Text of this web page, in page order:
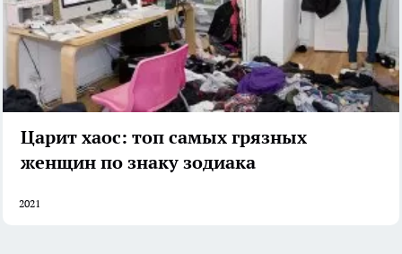
Царит хаос: топ самых грязных
женщин по знаку зодиака
2021